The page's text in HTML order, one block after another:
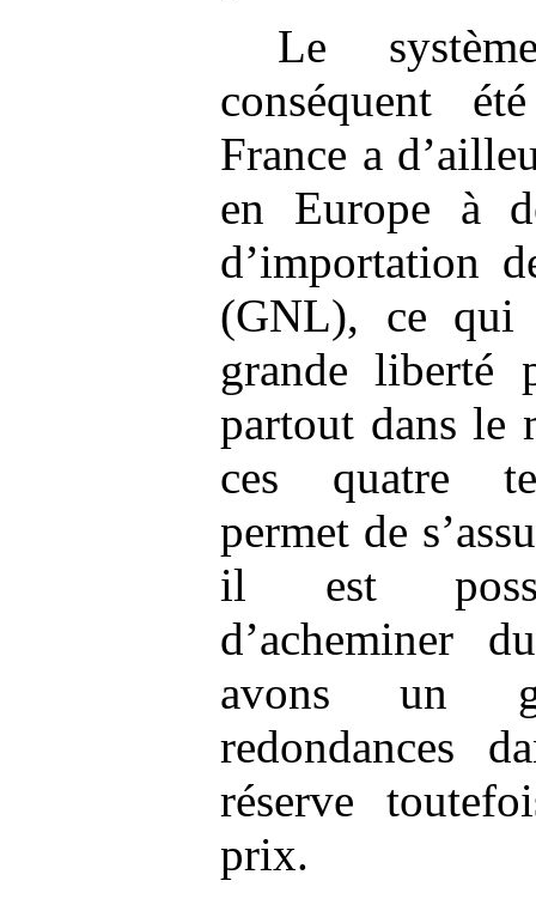
Le
conséquent
France a
en Europe à
d’importation
(GNL), ce qui
grande liberté
partout dans le
ces quatre
permet de
il est
d’acheminer
avons un
redondances
réserve
prix.